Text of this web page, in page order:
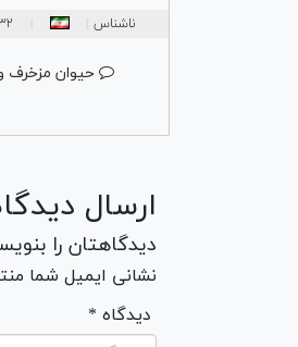
ناشناس
حیوان
ارسال
دیدگاهتان را
نشانی ایمیل شما
* دیدگاه